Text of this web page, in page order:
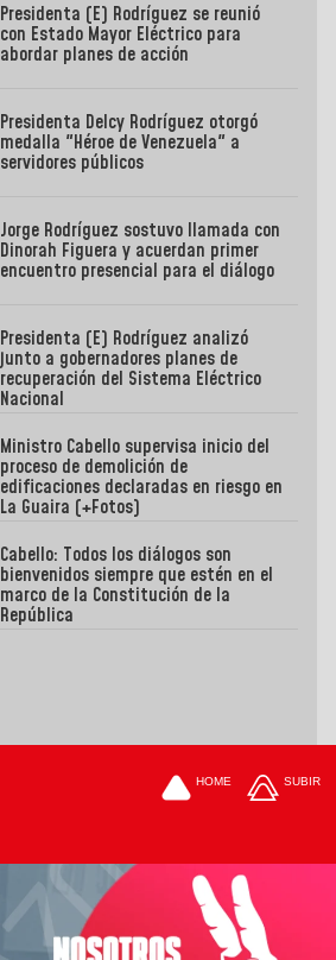
Presidenta (E) Rodríguez se reunió
con Estado Mayor Eléctrico para
abordar planes de acción
Presidenta Delcy Rodríguez otorgó
medalla "Héroe de Venezuela" a
servidores públicos
Jorge Rodríguez sostuvo llamada con
Dinorah Figuera y acuerdan primer
encuentro presencial para el diálogo
Presidenta (E) Rodríguez analizó
junto a gobernadores planes de
recuperación del Sistema Eléctrico
Nacional
Ministro Cabello supervisa inicio del
proceso de demolición de
edificaciones declaradas en riesgo en
La Guaira (+Fotos)
Cabello: Todos los diálogos son
bienvenidos siempre que estén en el
marco de la Constitución de la
República
HOME SUBIR